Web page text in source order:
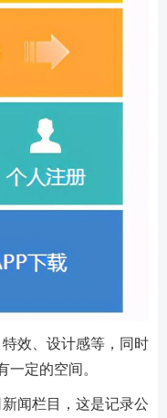
效、设计感等，同时
一定的空间。
闻栏目，这是记录公